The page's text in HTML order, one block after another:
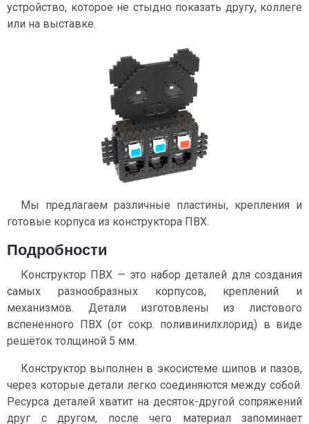
устройство, которое не стыдно показать другу, коллеге
или на выставке.
Мы предлагаем различные пластины, крепления и
готовые корпуса из конструктора ПВХ.
Подробности
Конструктор ПВХ — это набор деталей для создания
самых разнообразных корпусов, креплений и
механизмов. Детали изготовлены из листового
вспененного ПВХ (от сокр. поливинилхлорид) в виде
решёток толщиной 5 мм.
Конструктор выполнен в экосистеме шипов и пазов,
через которые детали легко соединяются между собой.
Ресурса деталей хватит на десяток-другой сопряжений
друг с другом, после чего материал запоминает